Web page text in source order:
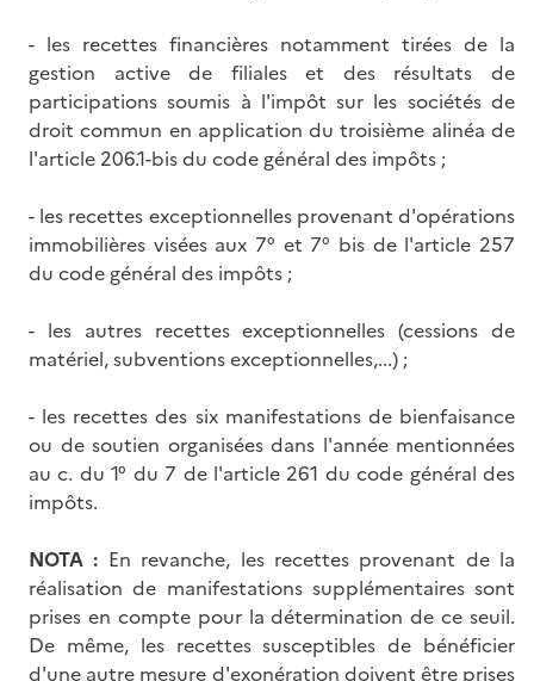
- les recettes financières notamment tirées de la
gestion active de filiales et des résultats de
participations soumis à l'impôt sur les sociétés de
droit commun en application du troisième alinéa de
l'article 206.1-bis du code général des impôts ;
- les recettes exceptionnelles provenant d'opérations
immobilières visées aux 7° et 7° bis de l'article 257
du code général des impôts ;
- les autres recettes exceptionnelles (cessions de
matériel, subventions exceptionnelles,...) ;
- les recettes des six manifestations de bienfaisance
ou de soutien organisées dans l'année mentionnées
au c. du 1° du 7 de l'article 261 du code général des
impôts.
NOTA : En revanche, les recettes provenant de la
réalisation de manifestations supplémentaires sont
prises en compte pour la détermination de ce seuil.
De même, les recettes susceptibles de bénéficier
d'une autre mesure d'exonération doivent être prises